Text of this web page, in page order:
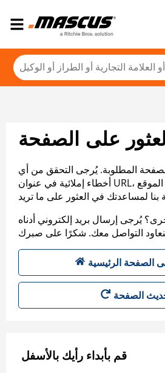
على الصفحة
المطلوبة. يُرجى التحقق من أي
أخطاء إملائية في عنوان URL، أو عرض خريطة الموقع
يُرجى إرسال بريد إلكتروني أدناه
الصفحة الرئيسية
قم بأبداء رأيك بالأسفل